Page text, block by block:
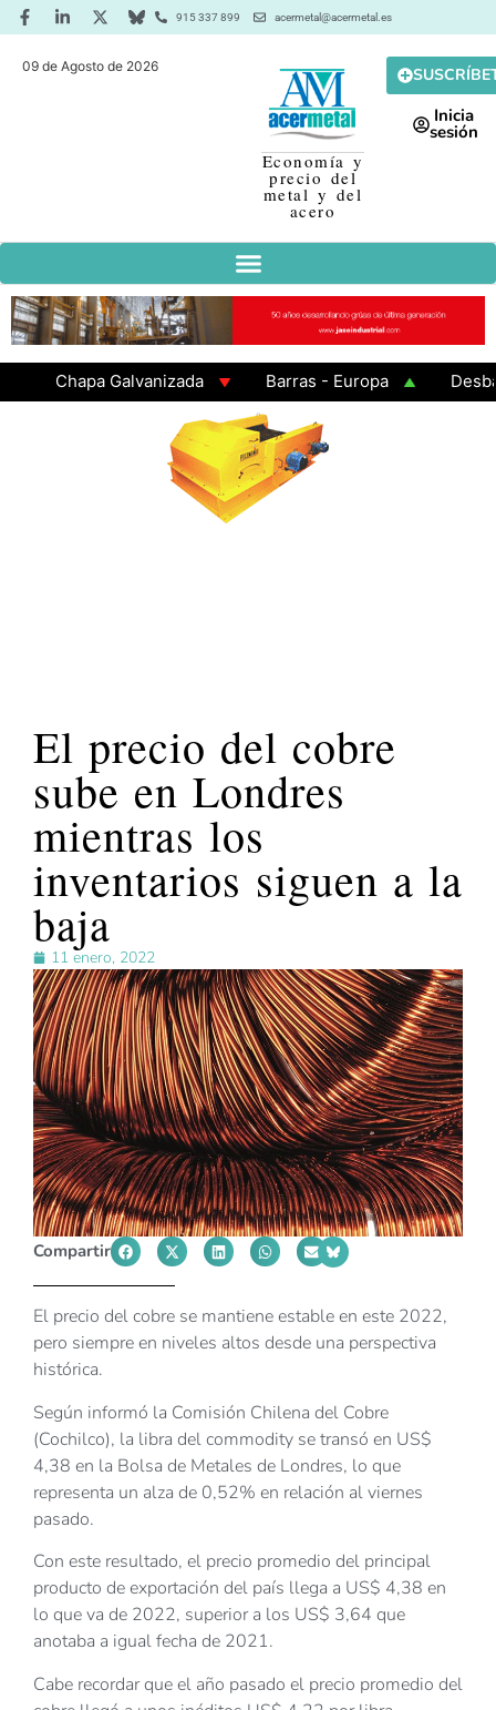
915 337 899 acermetal@acermetal.es
09 de Agosto de 2026
Economía y
precio del
metal y del
acero
Inicia
sesión
Chapa Galvanizada Barras - Europa
GAMA 3 - Cuadrados 200x200x8
El precio del cobre
sube en Londres
mientras los
inventarios siguen a la
baja
11 enero, 2022
Compartir
El precio del cobre se mantiene estable en este 2022,
pero siempre en niveles altos desde una perspectiva
histórica.
Según informó la Comisión Chilena del Cobre
(Cochilco), la libra del commodity se transó en US$
4,38 en la Bolsa de Metales de Londres, lo que
representa un alza de 0,52% en relación al viernes
pasado.
Con este resultado, el precio promedio del principal
producto de exportación del país llega a US$ 4,38 en
lo que va de 2022, superior a los US$ 3,64 que
anotaba a igual fecha de 2021.
Cabe recordar que el año pasado el precio promedio del